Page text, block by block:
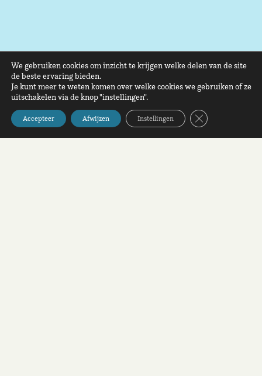
We gebruiken cookies om inzicht te krijgen welke delen van de site
de beste ervaring bieden.
Je kunt meer te weten komen over welke cookies we gebruiken of ze
uitschakelen via de knop "instellingen".
Accepteer Afwijzen Instellingen Sluit AVG/GDPR